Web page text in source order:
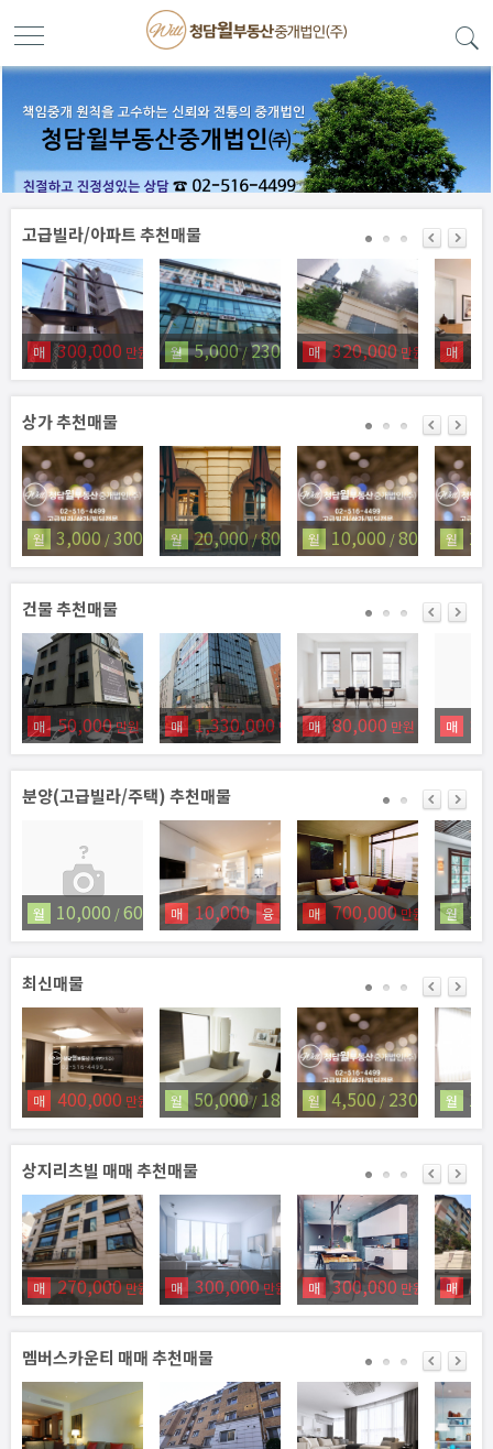
고급빌라/아파트 추천매물
매 300,000 만원 월 5,000/230 매 320,000 만원 매
상가 추천매물
월 3,000 /300 만원월 20,000 /800 만원
월 10,000 /800 만원
월
건물 추천매물
매 50,000만원 매 1,330,000만원 매 80,000 만원 매
분양(고급빌라/주택) 추천매물
월 10,000 /600 만원
매 10,000 융 1,300만원
매 700,000만원 월
최신매물
매 400,000 만원 월 50,000/ 180 만원
월 4,500 / 230 월
상지리츠빌 매매 추천매물
매 270,000 만원 매 300,000 만원 매 300,000 만원 매
멤버스카운티 매매 추천매물